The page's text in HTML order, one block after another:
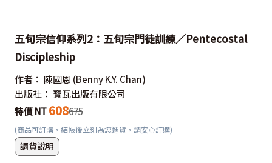
五旬宗信仰系列2：五旬宗門徒訓練／Pentecostal
Discipleship
作者： 陳國恩 (Benny K.Y. Chan)
出版社： 寶瓦出版有限公司
特價 NT 608675
(商品可訂購，結帳後立刻為您進貨，請安心訂購)
調貨說明